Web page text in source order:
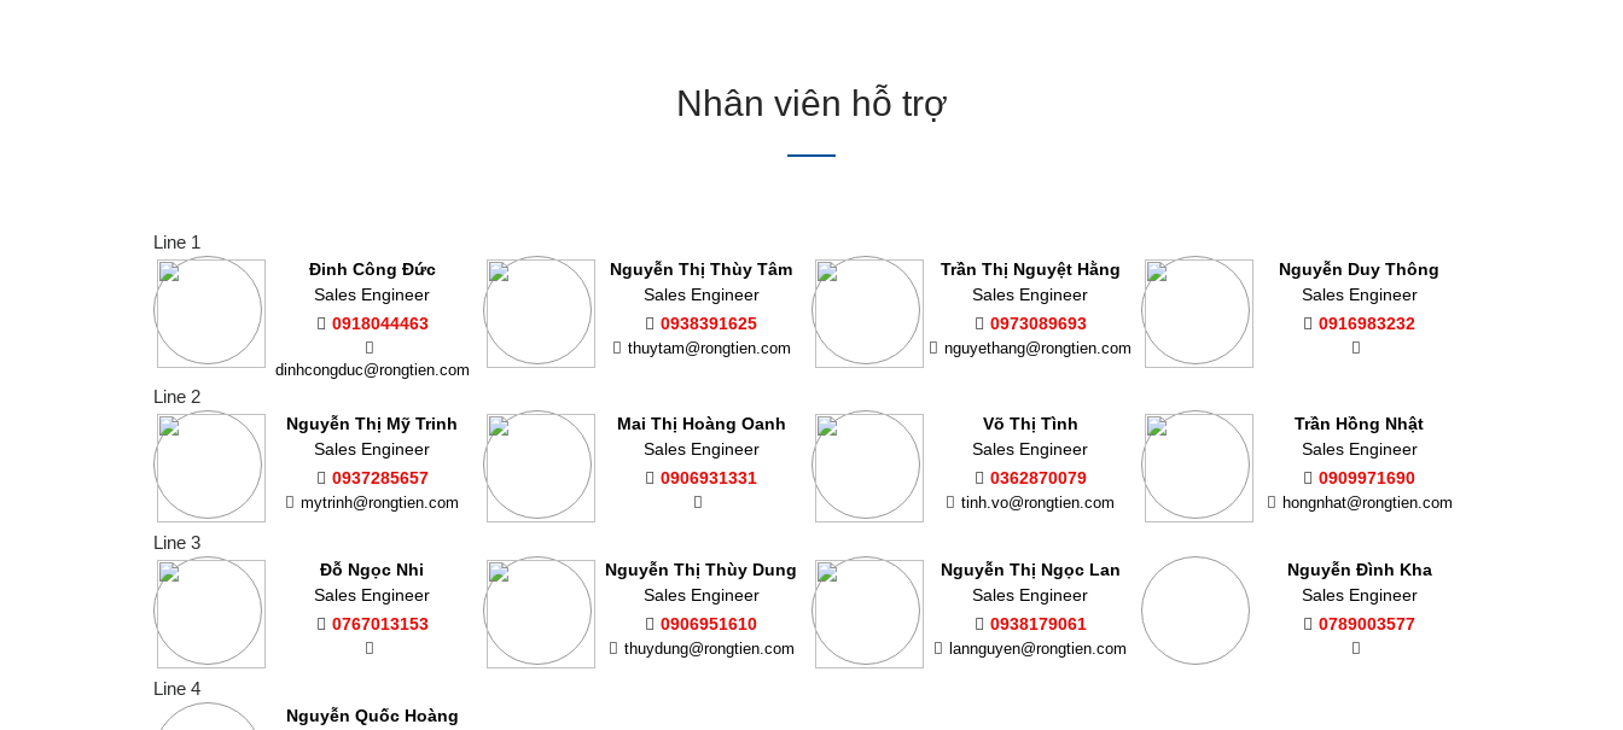
Nhân viên hỗ trợ
Line 1
Đinh Công Đức
Sales Engineer
0918044463
dinhcongduc@rongtien.com
Nguyễn Thị Thùy Tâm
Sales Engineer
0938391625
thuytam@rongtien.com
Trần Thị Nguyệt Hằng
Sales Engineer
0973089693
nguyethang@rongtien.com
Nguyễn Duy Thông
Sales Engineer
0916983232
Line 2
Nguyễn Thị Mỹ Trinh
Sales Engineer
0937285657
mytrinh@rongtien.com
Mai Thị Hoàng Oanh
Sales Engineer
0906931331
Võ Thị Tình
Sales Engineer
0362870079
tinh.vo@rongtien.com
Trần Hồng Nhật
Sales Engineer
0909971690
hongnhat@rongtien.com
Line 3
Đỗ Ngọc Nhi
Sales Engineer
0767013153
Nguyễn Thị Thùy Dung
Sales Engineer
0906951610
thuydung@rongtien.com
Nguyễn Thị Ngọc Lan
Sales Engineer
0938179061
lannguyen@rongtien.com
Nguyễn Đình Kha
Sales Engineer
0789003577
Line 4
Nguyễn Quốc Hoàng